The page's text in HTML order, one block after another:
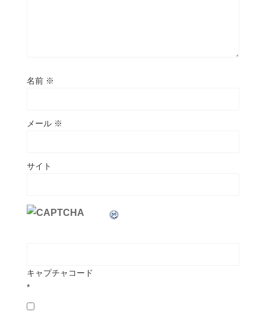
名前 ※
メール ※
サイト
キャプチャコード
*